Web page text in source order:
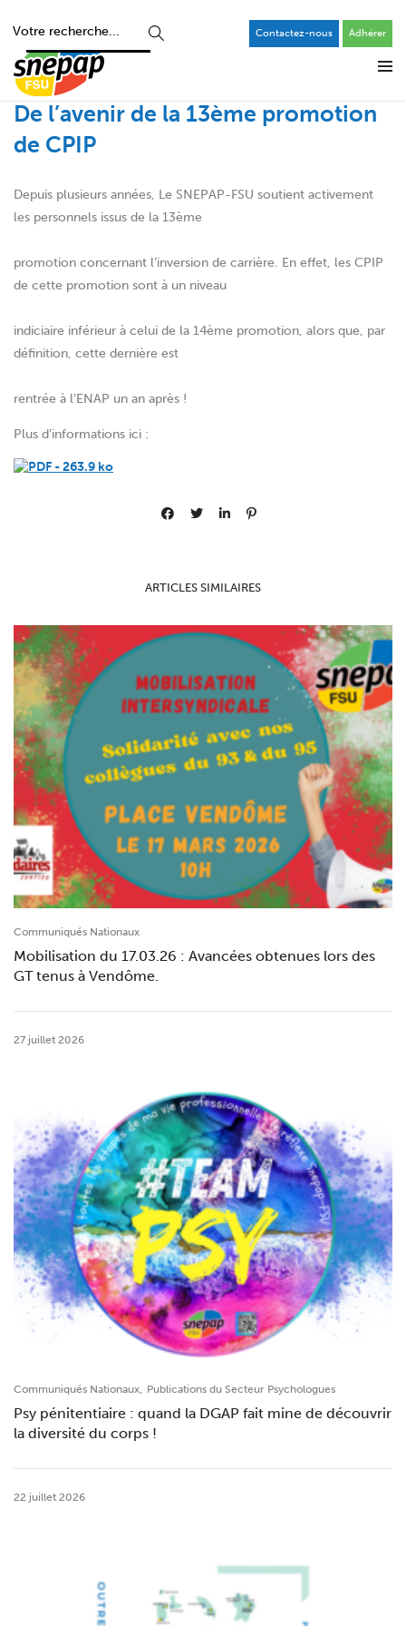
Contactez-nous Adhérer
De l’avenir de la 13ème promotion
de CPIP
Depuis plusieurs années, Le SNEPAP-FSU soutient activement
les personnels issus de la 13ème
promotion concernant l’inversion de carrière. En effet, les CPIP
de cette promotion sont à un niveau
indiciaire inférieur à celui de la 14ème promotion, alors que, par
définition, cette dernière est
rentrée à l’ENAP un an après !
Plus d’informations ici :
ARTICLES SIMILAIRES
Communiqués Nationaux
Mobilisation du 17.03.26 : Avancées obtenues lors des
GT tenus à Vendôme.
27 juillet 2026
Communiqués Nationaux, Publications du Secteur Psychologues
Psy pénitentiaire : quand la DGAP fait mine de découvrir
la diversité du corps !
22 juillet 2026